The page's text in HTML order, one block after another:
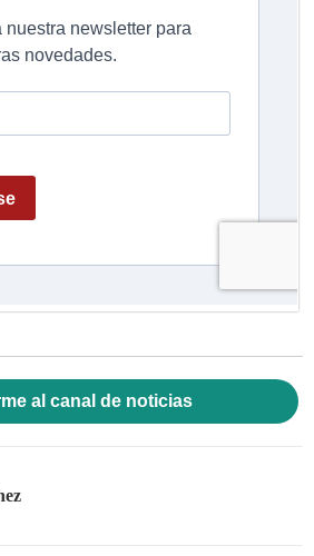
al canal de noticias